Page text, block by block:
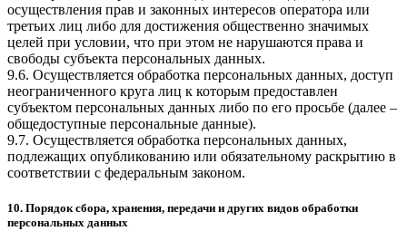
осуществления прав и законных интересов оператора или
третьих лиц либо для достижения общественно значимых
целей при условии, что при этом не нарушаются права и
свободы субъекта персональных данных.
9.6. Осуществляется обработка персональных данных, доступ
неограниченного круга лиц к которым предоставлен
субъектом персональных данных либо по его просьбе (далее –
общедоступные персональные данные).
9.7. Осуществляется обработка персональных данных,
подлежащих опубликованию или обязательному раскрытию в
соответствии с федеральным законом.
10. Порядок сбора, хранения, передачи и других видов обработки
персональных данных